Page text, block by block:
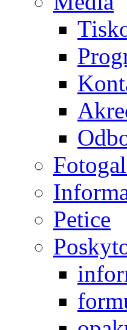
Petice